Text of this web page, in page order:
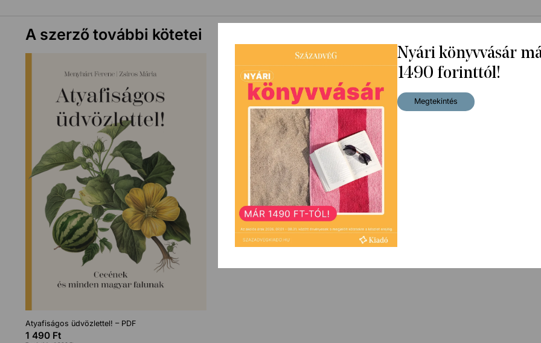
A szerző további kötetei
Atyafiságos üdvözlettel! – PDF
1 490 Ft
Nyári könyvvásár
1490 forinttól!
Megtekintés